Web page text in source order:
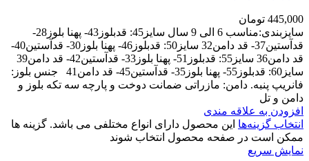
445,000 تومان
سایزبندی:مناسب 6 الی 9 سال سایز45: قدبلوز43- پهنا بلوز28-
قدآستین37- قد دامن32 سایز50: قدبلوز46- پهنا بلوز30- قدآستین40-
قد دامن36 سایز55: قدبلوز51- پهنا بلوز33- قدآستین42- قد دامن39
سایز60: قدبلوز55- پهنا بلوز35- قدآستین45- قد دامن41 جنس بلوز:
فانریپ پنبه. دامن: مازراتی ضمانت دوخت و پارچه سه تکه بلوز و
دامن و تل
افزودن به علاقه مندی
انتخاب گزینه‌ها این محصول دارای انواع مختلفی می باشد. گزینه ها
ممکن است در صفحه محصول انتخاب شوند
نمایش سریع